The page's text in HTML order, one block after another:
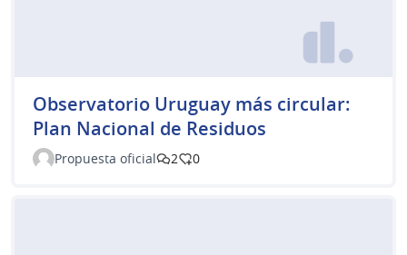
Observatorio Uruguay más circular:
Plan Nacional de Residuos
Propuesta oficial 2 0